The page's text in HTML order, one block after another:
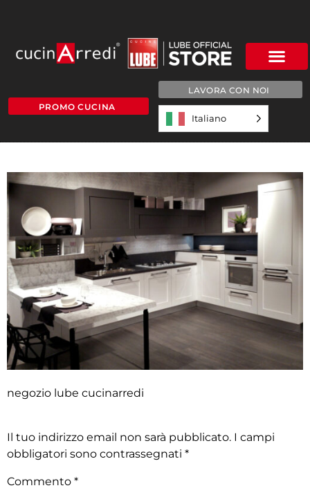
PROMO CUCINA
LAVORA CON NOI
Italiano
negozio lube cucinarredi
Il tuo indirizzo email non sarà pubblicato. I campi
obbligatori sono contrassegnati *
Commento *